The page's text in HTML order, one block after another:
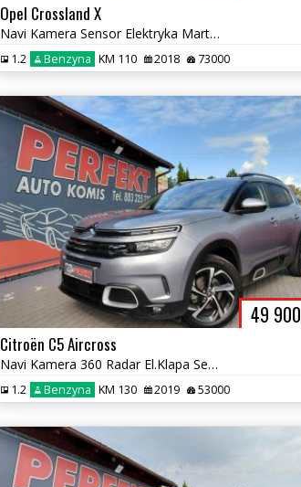
Opel Crossland X
Navi Kamera Sensor Elektryka Marte pole 2xPDC Alu
1.2 Benzyna KM 110 2018 73000
49 900
Citroën C5 Aircross
Navi Kamera 360 Radar El.Klapa Sensor Elektryka 2xPDC Alu
1.2 Benzyna KM 130 2019 53000